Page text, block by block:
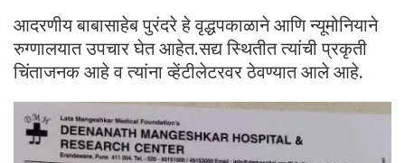
आदरणीय बाबासाहेब पुरंदरे हे वृद्धपकाळाने आणि न्यूमोनियाने
रुग्णालयात उपचार घेत आहेत.सद्य स्थितीत त्यांची प्रकृती
चिंताजनक आहे व त्यांना व्हेंटीलेटरवर ठेवण्यात आले आहे.